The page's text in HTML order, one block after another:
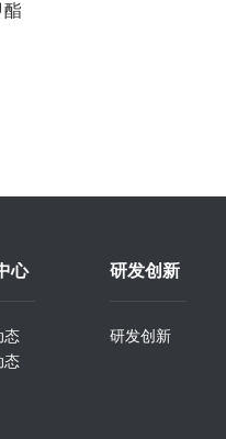
酯
心
态
态
研发创新
研发创新